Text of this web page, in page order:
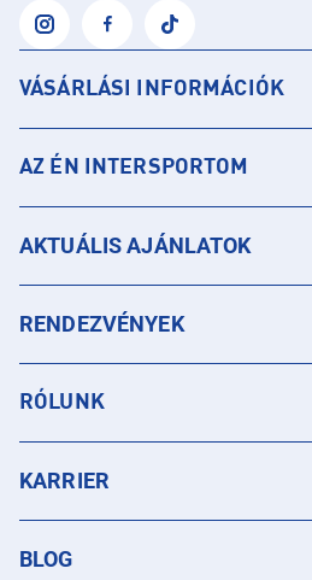
VÁSÁRLÁSI INFORMÁCIÓK
AZ ÉN INTERSPORTOM
AKTUÁLIS AJÁNLATOK
RENDEZVÉNYEK
RÓLUNK
KARRIER
BLOG